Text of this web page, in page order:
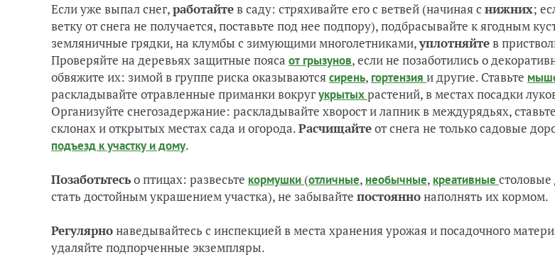
Если уже выпал снег,работайтев саду: стряхивайте его с ветвей (начиная с нижних;
ветку от снега не получается, поставьте под нее подпору), подбрасывайте к ягодным
земляничные грядки, на клумбы с зимующими многолетниками,уплотняйтев
Проверяйте на деревьях защитные пояса от грызунов, если не позаботились о
обвяжите их: зимой в группе риска оказываютсясирень, гортензия и другие. Ставьте
раскладывайте отравленные приманки вокругукрытыхрастений, в местах посадки
Организуйте снегозадержание: раскладывайте хворост и лапник в междурядьях, ставьте
склонах и открытых местах сада и огорода.Расчищайтеот снега не только садовые
подъезд к участку и дому.
Позаботьтесьо птицах: развесьте кормушки (отличные, необычные, креативные столовые
стать достойным украшением участка), не забывайте постояннонаполнять их кормом.
Регулярнонаведывайтесь с инспекцией в места хранения урожая и посадочного
удаляйте подпорченные экземпляры.